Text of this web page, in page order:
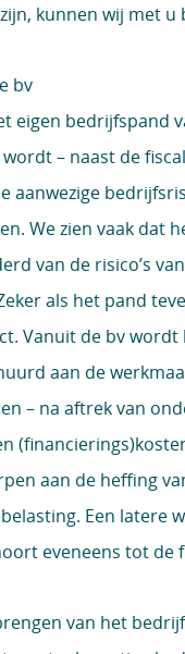
kunnen wij met u
bv
eigen bedrijfspand
– naast de
aanwezige
We zien vaak dat
van de risico’s
als het pand
Vanuit de bv wordt
aan de
– na aftrek van
aan de heffing
Een latere
eveneens tot de
van het